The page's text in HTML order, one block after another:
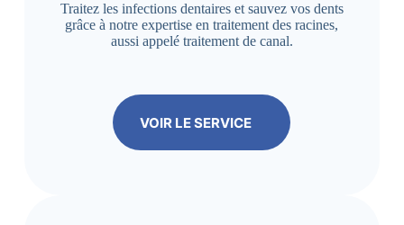
Traitez les infections dentaires et sauvez vos dents
grâce à notre expertise en traitement des racines,
aussi appelé traitement de canal.
VOIR LE SERVICE